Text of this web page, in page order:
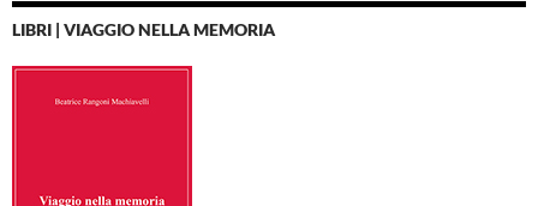
LIBRI | VIAGGIO NELLA MEMORIA